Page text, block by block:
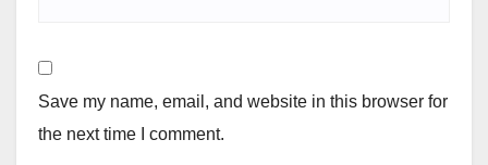
Save my name, email, and website in this browser for
the next time I comment.